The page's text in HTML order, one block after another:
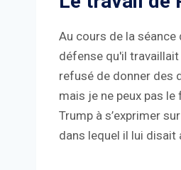
Au cours de la séance
défense qu'il
refusé de donner des
mais je ne peux pas le
Trump à s’exprimer
dans lequel il lui disait